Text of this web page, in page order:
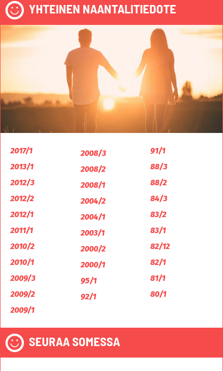
YHTEINEN NAANTALITIEDOTE
2017/1
2013/1
2012/3
2012/2
2012/1
2011/1
2010/2
2010/1
2009/3
2009/2
2009/1
2008/3
2008/2
2008/1
2004/2
2004/1
2003/1
2000/2
2000/1
95/1
92/1
91/1
88/3
88/2
84/3
83/2
83/1
82/12
82/1
81/1
80/1
SEURAA SOMESSA